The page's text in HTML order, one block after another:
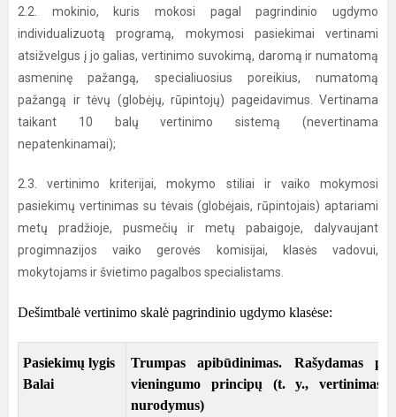
2.2. mokinio, kuris mokosi pagal pagrindinio ugdymo
individualizuotą programą, mokymosi pasiekimai vertinami
atsižvelgus į jo galias, vertinimo suvokimą, daromą ir numatomą
asmeninę pažangą, specialiuosius poreikius, numatomą
pažangą ir tėvų (globėjų, rūpintojų) pageidavimus. Vertinama
taikant 10 balų vertinimo sistemą (nevertinama
nepatenkinamai);
2.3. vertinimo kriterijai, mokymo stiliai ir vaiko mokymosi
pasiekimų vertinimas su tėvais (globėjais, rūpintojais) aptariami
metų pradžioje, pusmečių ir metų pabaigoje, dalyvaujant
progimnazijos vaiko gerovės komisijai, klasės vadovui,
mokytojams ir švietimo pagalbos specialistams.
Dešimtbalė vertinimo skalė pagrindinio ugdymo klasėse:
Pasiekimų lygis
Balai
Trumpas apibūdinimas. Rašydamas
vieningumo principų (t. y.,
nurodymus)